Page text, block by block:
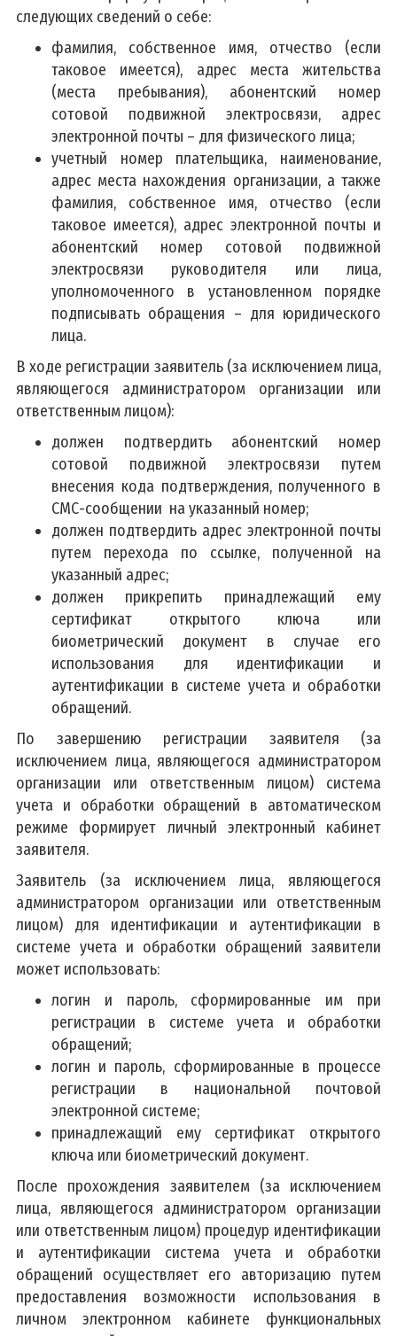
следующих сведений о себе:
фамилия, собственное имя, отчество (если
таковое имеется), адрес места жительства
(места пребывания), абонентский номер
сотовой подвижной электросвязи, адрес
электронной почты – для физического лица;
учетный номер плательщика, наименование,
адрес места нахождения организации, а также
фамилия, собственное имя, отчество (если
таковое имеется), адрес электронной почты и
абонентский номер сотовой подвижной
электросвязи руководителя или лица,
уполномоченного в установленном порядке
подписывать обращения – для юридического
лица.
В ходе регистрации заявитель (за исключением лица,
являющегося администратором организации или
ответственным лицом):
должен подтвердить абонентский номер
сотовой подвижной электросвязи путем
внесения кода подтверждения, полученного в
СМС-сообщении на указанный номер;
должен подтвердить адрес электронной почты
путем перехода по ссылке, полученной на
указанный адрес;
должен прикрепить принадлежащий ему
сертификат открытого ключа или
биометрический документ в случае его
использования для идентификации и
аутентификации в системе учета и обработки
обращений.
По завершению регистрации заявителя (за
исключением лица, являющегося администратором
организации или ответственным лицом) система
учета и обработки обращений в автоматическом
режиме формирует личный электронный кабинет
заявителя.
Заявитель (за исключением лица, являющегося
администратором организации или ответственным
лицом) для идентификации и аутентификации в
системе учета и обработки обращений заявители
может использовать:
логин и пароль, сформированные им при
регистрации в системе учета и обработки
обращений;
логин и пароль, сформированные в процессе
регистрации в национальной почтовой
электронной системе;
принадлежащий ему сертификат открытого
ключа или биометрический документ.
После прохождения заявителем (за исключением
лица, являющегося администратором организации
или ответственным лицом) процедур идентификации
и аутентификации система учета и обработки
обращений осуществляет его авторизацию путем
предоставления возможности использования в
личном электронном кабинете функциональных